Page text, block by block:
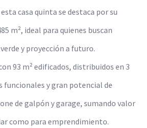
casa quinta se destaca por su
m², ideal para quienes buscan
y proyección a futuro.
93 m² edificados, distribuidos en 3
y gran potencial de
de galpón y garage, sumando valor
como para emprendimiento.